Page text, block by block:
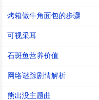
烤箱做牛角面包的步骤
可视采耳
石斑鱼营养价值
网络谜踪剧情解析
熊出没主题曲